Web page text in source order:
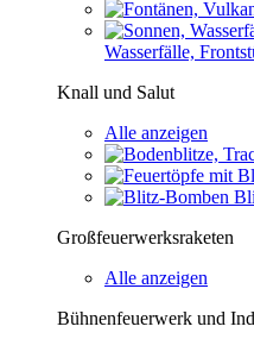
Wasserfälle,
Knall und Salut
Alle anzeigen
Großfeuerwerksraketen
Alle anzeigen
Bühnenfeuerwerk und